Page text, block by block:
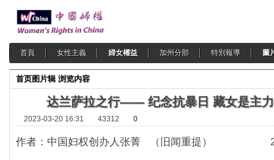
首頁 女性主義 婦女權益 加州分部 特別報導 圖
首页图片辑 浏览内容
达兰萨拉之行—— 纪念抗暴日 藏女是主
2023-03-20 16:31 43312 0
作者：中国妇权创办人张菁 （旧闻重提）